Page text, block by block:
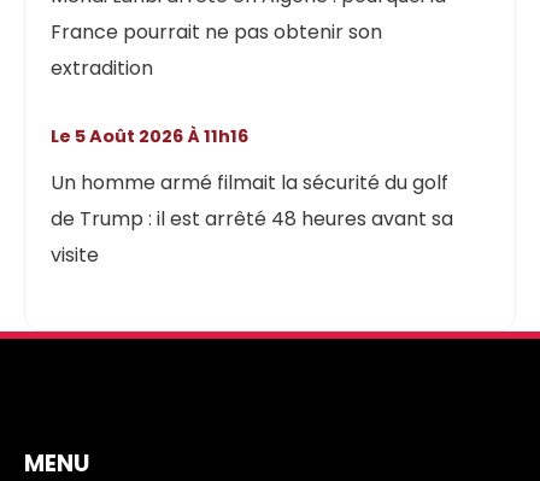
France pourrait ne pas obtenir son
extradition
Un homme armé filmait la sécurité du golf
de Trump : il est arrêté 48 heures avant sa
visite
Le 5 Août 2026 À 11h16
MENU